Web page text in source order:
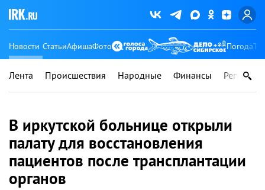
Новости СтатьиАфишаФото Погода
Лента Происшествия Народные Финансы Регионы
В иркутской больнице открыли
палату для восстановления
пациентов после трансплантации
органов